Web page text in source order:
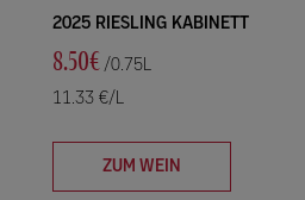
2025 RIESLING KABINETT
8.50€ /0.75L
11.33 €/L
ZUM WEIN